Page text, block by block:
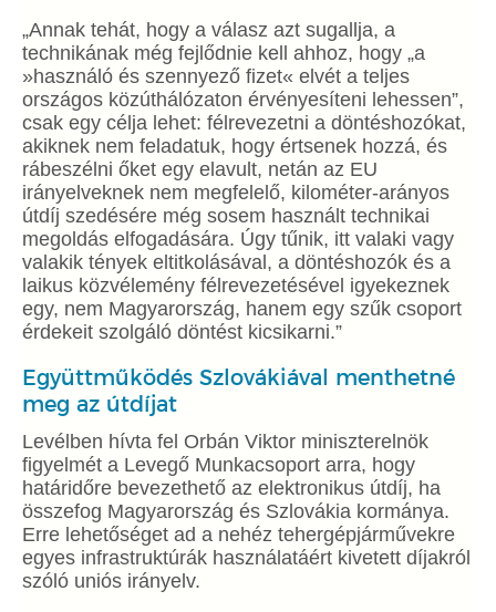
„Annak tehát, hogy a válasz azt sugallja, a
technikának még fejlődnie kell ahhoz, hogy „a
»használó és szennyező fizet« elvét a teljes
országos közúthálózaton érvényesíteni lehessen”,
csak egy célja lehet: félrevezetni a döntéshozókat,
akiknek nem feladatuk, hogy értsenek hozzá, és
rábeszélni őket egy elavult, netán az EU
irányelveknek nem megfelelő, kilométer-arányos
útdíj szedésére még sosem használt technikai
megoldás elfogadására. Úgy tűnik, itt valaki vagy
valakik tények eltitkolásával, a döntéshozók és a
laikus közvélemény félrevezetésével igyekeznek
egy, nem Magyarország, hanem egy szűk csoport
érdekeit szolgáló döntést kicsikarni.”
Együttműködés Szlovákiával menthetné
meg az útdíjat
Levélben hívta fel Orbán Viktor miniszterelnök
figyelmét a Levegő Munkacsoport arra, hogy
határidőre bevezethető az elektronikus útdíj, ha
összefog Magyarország és Szlovákia kormánya.
Erre lehetőséget ad a nehéz tehergépjárművekre
egyes infrastruktúrák használatáért kivetett díjakról
szóló uniós irányelv.